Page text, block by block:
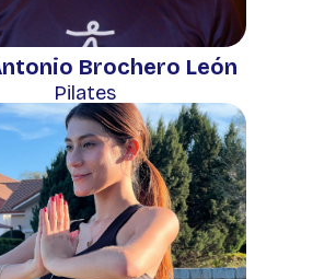
Brochero León
Pilates